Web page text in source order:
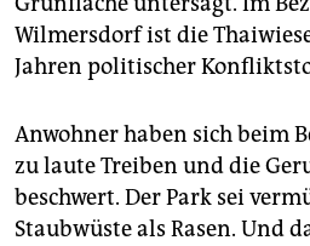
Wilmersdorf ist die
Jahren politischer
Anwohner haben sich beim
zu laute Treiben und die
beschwert. Der Park sei
Staubwüste als Rasen. Und